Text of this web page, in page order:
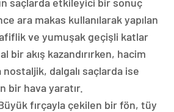
ara makas kullanılarak yapılan
ve yumuşak geçişli katlar
bir akış kazandırırken, hacim
dalgalı saçlarda ise
bir hava yaratır.
fırçayla çekilen bir fön, tüy